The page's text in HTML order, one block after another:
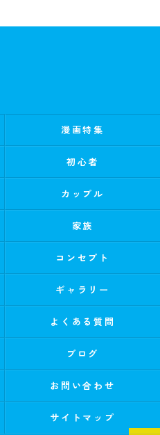
漫画特集
初心者
カップル
家族
コンセプト
ギャラリー
よくある質問
ブログ
お問い合わせ
サイトマップ